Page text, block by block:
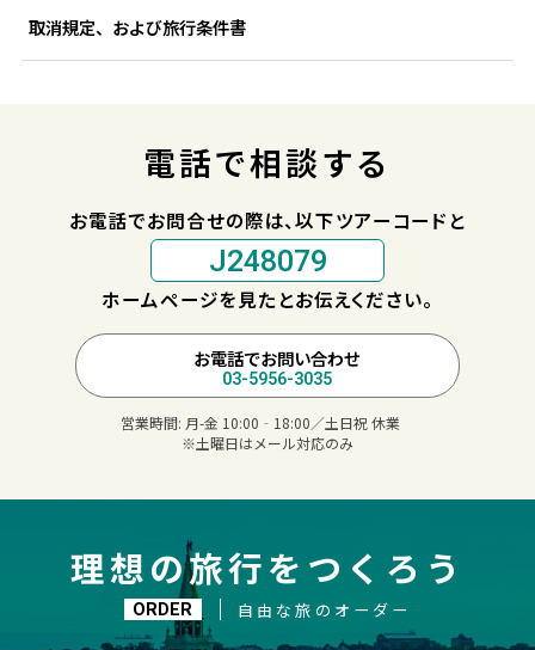
取消規定、および旅行条件書
電話で相談する
お電話でお問合せの際は、以下ツアーコードと
J248079
ホームページを見たとお伝えください。
お電話でお問い合わせ
03-5956-3035
営業時間: 月-金 10:00‐18:00／土日祝 休業
※土曜日はメール対応のみ
理想の旅行をつくろう
ORDER 自由な旅のオーダー